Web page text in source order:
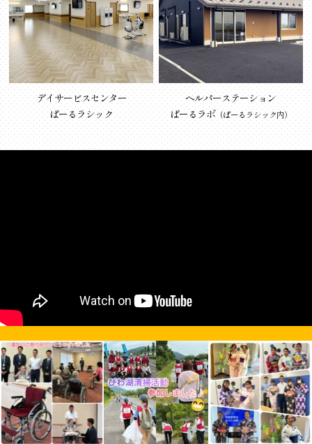
デイサービスセンター
ぱーるラシック
ヘルパーステーション
ぱーるラボ（ぱーるラシック内）